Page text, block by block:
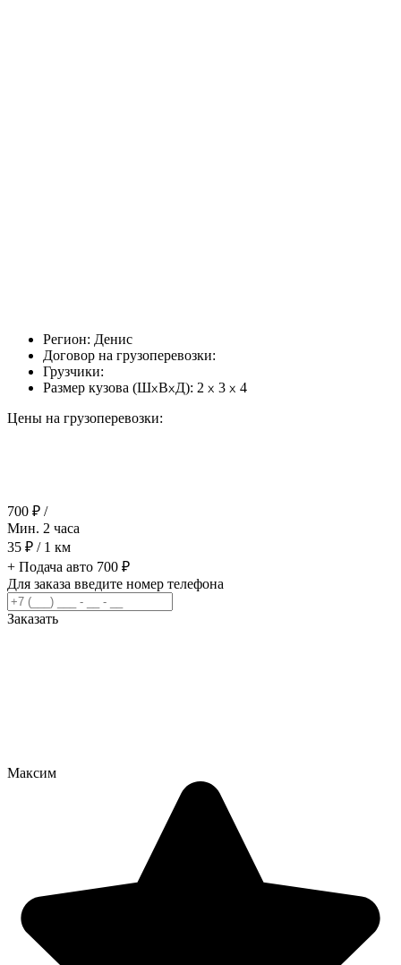
Регион: Денис
Договор на грузоперевозки:
Грузчики:
Размер кузова (Ш В Д): 2 3
4
Цены на грузоперевозки:
700 ₽ /
Мин. 2 часа
35 ₽ / 1 км
+ Подача авто 700 ₽
Для заказа введите номер телефона
Заказать
Максим